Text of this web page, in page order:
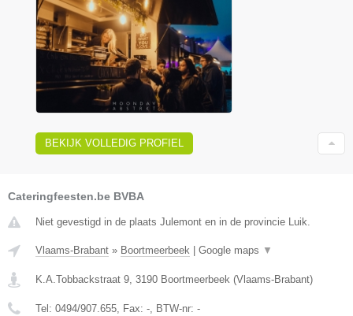
BEKIJK VOLLEDIG PROFIEL
Cateringfeesten.be BVBA
Niet gevestigd in de plaats Julemont en in de provincie Luik.
Vlaams-Brabant » Boortmeerbeek Google maps ▼
K.A.Tobbackstraat 9, 3190 Boortmeerbeek (Vlaams-Brabant)
Tel: 0494/907.655, Fax: -, BTW-nr: -